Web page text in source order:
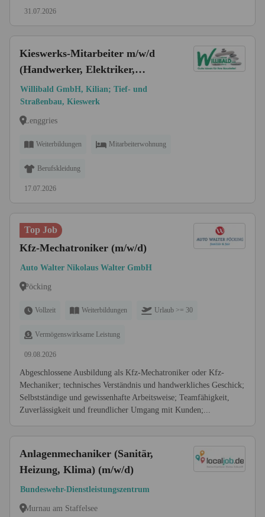
31.07.2026
Kieswerks-Mitarbeiter m/w/d
(Handwerker, Elektriker,
Mechaniker, Aufbereitungs- oder
Verfahrensmechaniker)
Willibald GmbH, Kilian; Tief- und
Straßenbau, Kieswerk
Lenggries
Weiterbildungen Mitarbeiterwohnung
Berufskleidung
17.07.2026
Top Job
Kfz-Mechatroniker (m/w/d)
Auto Walter Nikolaus Walter GmbH
Pöcking
Vollzeit Weiterbildungen Urlaub >= 30
Vermögenswirksame Leistung
09.08.2026
Abgeschlossene Ausbildung als Kfz-Mechatroniker oder Kfz-
Mechaniker; technisches Verständnis und handwerkliches Geschick;
Selbstständige und gewissenhafte Arbeitsweise; Teamfähigkeit,
Zuverlässigkeit und freundlicher Umgang mit Kunden;...
Anlagenmechaniker (Sanitär,
Heizung, Klima) (m/w/d)
Bundeswehr-Dienstleistungszentrum
Murnau am Staffelsee